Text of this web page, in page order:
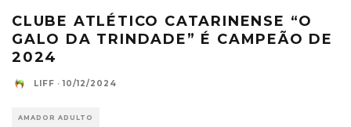
CLUBE ATLÉTICO CATARINENSE “O
GALO DA TRINDADE” É CAMPEÃO DE
2024
LIFF · 10/12/2024
AMADOR ADULTO